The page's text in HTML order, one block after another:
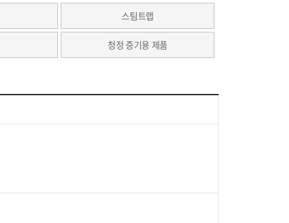
스팀트랩
청정 증기용 제품